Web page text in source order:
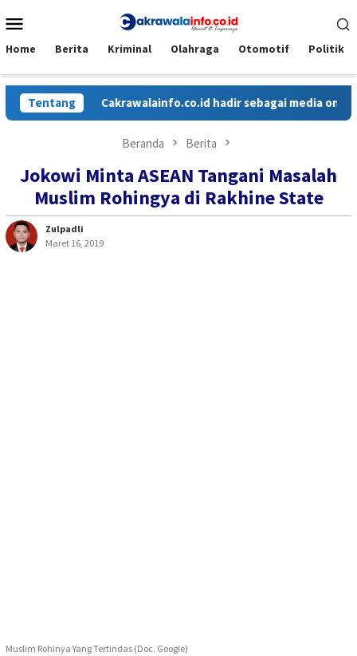
ke
Mobile
Home Berita Kriminal Olahraga Otomotif Politik
TentangCakrawalainfo.co.id hadir sebagai media online
Beranda Berita
Jokowi Minta ASEAN Tangani Masalah
Muslim Rohingya di Rakhine State
Zulpadli
Maret 16, 2019
Muslim Rohinya Yang Tertindas (Doc. Google)